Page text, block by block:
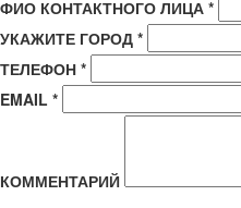
ФИО КОНТАКТНОГО ЛИЦА *
УКАЖИТЕ ГОРОД *
ТЕЛЕФОН *
EMAIL *
КОММЕНТАРИЙ